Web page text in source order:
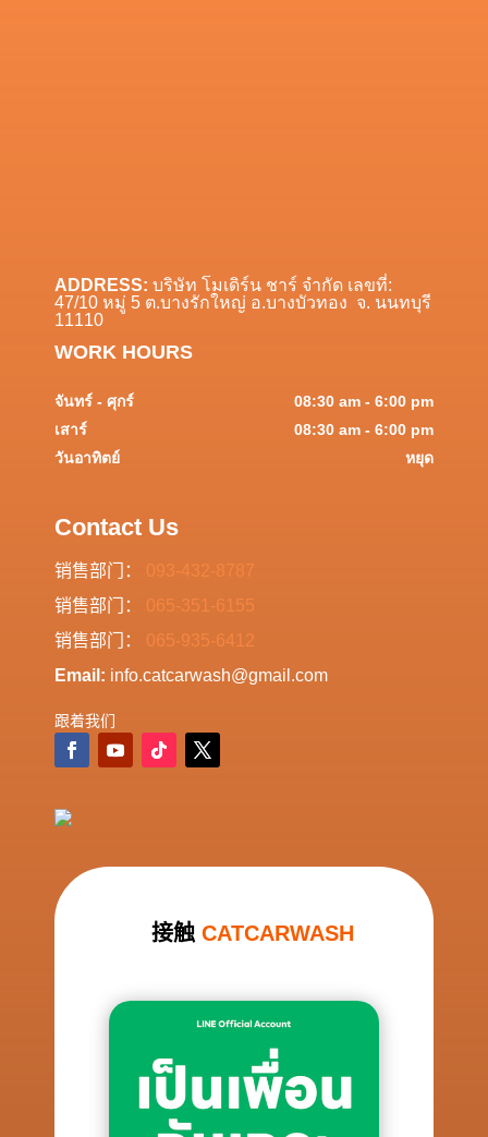
ADDRESS: บริษัท โมเดิร์น ชาร์ จำกัด เลขที่:
47/10 หมู่ 5 ต.บางรักใหญ่ อ.บางบัวทอง จ. นนทบุรี
11110
WORK HOURS
จันทร์ - ศุกร์
08:30 am - 6:00 pm
เสาร์
08:30 am - 6:00 pm
วันอาทิตย์
หยุด
Contact Us
销售部门： 093-432-8787
销售部门： 065-351-6155
销售部门： 065-935-6412
Email: info.catcarwash@gmail.com
跟着我们
接触CATCARWASH